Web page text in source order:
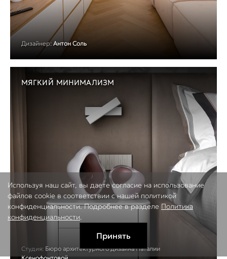
Дизайнер: Антон Соль
МЯГКИЙ МИНИМАЛИЗМ
Студия: Бюро архитектурного дизайна Наталии
Используя наш сайт, вы даете согласие на использование
файлов cookie в соответствии с нашей политикой
конфиденциальности. Подробнее в разделе Политика
конфиденциальности.
Принять